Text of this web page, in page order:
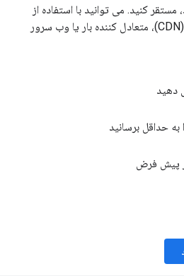
کنید. می توانید با استفاده از
شبکه تحویل محتوای موجود (CDN)، متعادل کننده بار یا وب سرور
دهید
حداقل برسانید
پیش فرض